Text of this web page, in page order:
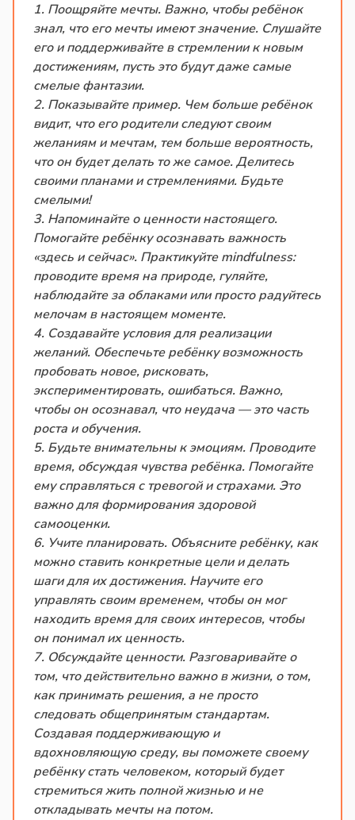
1. Поощряйте мечты. Важно, чтобы ребёнок
знал, что его мечты имеют значение. Слушайте
его и поддерживайте в стремлении к новым
достижениям, пусть это будут даже самые
смелые фантазии.
2. Показывайте пример. Чем больше ребёнок
видит, что его родители следуют своим
желаниям и мечтам, тем больше вероятность,
что он будет делать то же самое. Делитесь
своими планами и стремлениями. Будьте
смелыми!
3. Напоминайте о ценности настоящего.
Помогайте ребёнку осознавать важность
«здесь и сейчас». Практикуйте mindfulness:
проводите время на природе, гуляйте,
наблюдайте за облаками или просто радуйтесь
мелочам в настоящем моменте.
4. Создавайте условия для реализации
желаний. Обеспечьте ребёнку возможность
пробовать новое, рисковать,
экспериментировать, ошибаться. Важно,
чтобы он осознавал, что неудача — это часть
роста и обучения.
5. Будьте внимательны к эмоциям. Проводите
время, обсуждая чувства ребёнка. Помогайте
ему справляться с тревогой и страхами. Это
важно для формирования здоровой
самооценки.
6. Учите планировать. Объясните ребёнку, как
можно ставить конкретные цели и делать
шаги для их достижения. Научите его
управлять своим временем, чтобы он мог
находить время для своих интересов, чтобы
он понимал их ценность.
7. Обсуждайте ценности. Разговаривайте о
том, что действительно важно в жизни, о том,
как принимать решения, а не просто
следовать общепринятым стандартам.
Создавая поддерживающую и
вдохновляющую среду, вы поможете своему
ребёнку стать человеком, который будет
стремиться жить полной жизнью и не
откладывать мечты на потом.